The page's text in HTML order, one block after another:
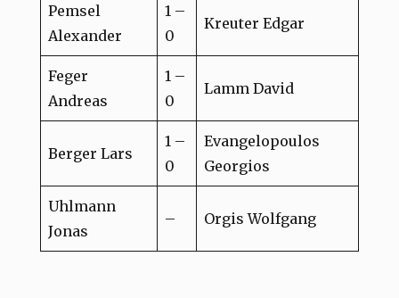
Pemsel
Alexander
1 –
0
Kreuter Edgar
Feger
Andreas
1 –
0
Lamm David
Berger Lars
1 –
0
Evangelopoulos
Georgios
Uhlmann
Jonas
– Orgis Wolfgang